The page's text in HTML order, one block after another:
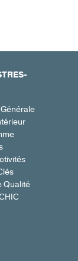
Qualité